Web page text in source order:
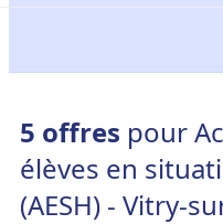
5 offres pour
élèves en
(AESH) - Vitry-